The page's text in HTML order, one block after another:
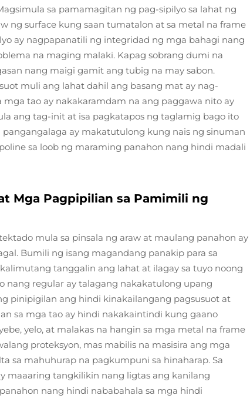
sa pamamagitan ng pag-sipilyo sa lahat ng
ng surface kung saan tumatalon at sa metal na frame
ay nagpapanatili ng integridad ng mga bahagi nang
na maging malaki. Kapag sobrang dumi na
nang maigi gamit ang tubig na may sabon.
muli ang lahat dahil ang basang mat ay nag-
tao ay nakakaramdam na ang paggawa nito ay
ang tag-init at isa pagkatapos ng taglamig bago ito
ay makatutulong kung nais ng sinuman
sa loob ng maraming panahon nang hindi madali
Mga Pagpipilian sa Pamimili ng
mula sa pinsala ng araw at maulang panahon ay
Bumili ng isang magandang panakip para sa
tanggalin ang lahat at ilagay sa tuyo noong
nang regular ay talagang nakakatulong upang
pinipigilan ang hindi kinakailangang pagsusuot at
sa mga tao ay hindi nakakaintindi kung gaano
yelo, at malakas na hangin sa mga metal na frame
proteksyon, mas mabilis na masisira ang mga
sa mahuhurap na pagkumpuni sa hinaharap. Sa
maaaring tangkilikin nang ligtas ang kanilang
nang hindi nababahala sa mga hindi